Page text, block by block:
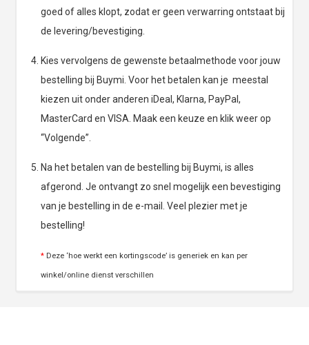
goed of alles klopt, zodat er geen verwarring ontstaat bij
de levering/bevestiging.
Kies vervolgens de gewenste betaalmethode voor jouw
bestelling bij Buymi. Voor het betalen kan je meestal
kiezen uit onder anderen iDeal, Klarna, PayPal,
MasterCard en VISA. Maak een keuze en klik weer op
“Volgende”.
Na het betalen van de bestelling bij Buymi, is alles
afgerond. Je ontvangt zo snel mogelijk een bevestiging
van je bestelling in de e-mail. Veel plezier met je
bestelling!
* Deze ‘hoe werkt een kortingscode’ is generiek en kan per
winkel/online dienst verschillen